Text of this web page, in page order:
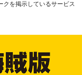
クを掲示しているサービス